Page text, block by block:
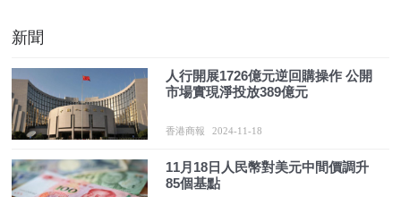
新聞
人行開展1726億元逆回購操作 公開
市場實現淨投放389億元
香港商報 2024-11-18
11月18日人民幣對美元中間價調升
85個基點